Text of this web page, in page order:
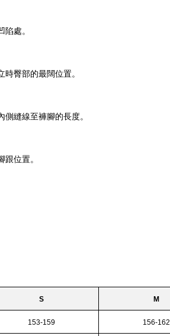
陷處。
時臀部的最闊位置。
側縫線至褲腳的長度。
跟位置。
S M
153-159 156-162